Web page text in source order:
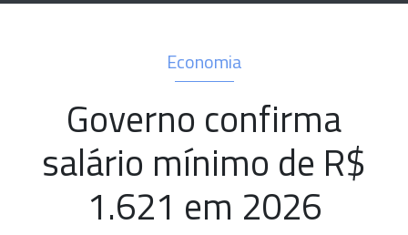
Economia
Governo confirma
salário mínimo de R$
1.621 em 2026